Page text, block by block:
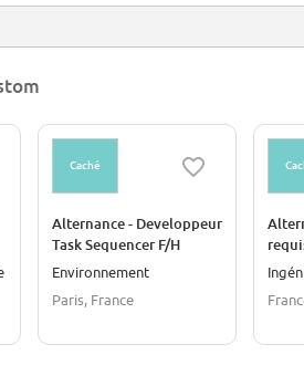
Caché
Alternance - Developpeur
Task Sequencer F/H
Environnement
Paris, France